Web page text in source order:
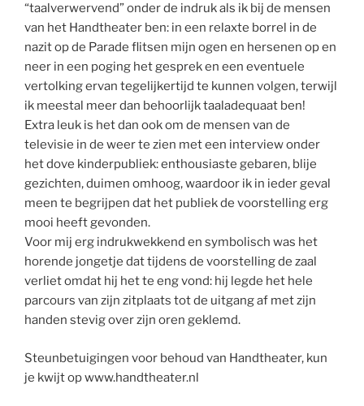
“taalverwervend” onder de indruk als ik bij de mensen
van het Handtheater ben: in een relaxte borrel in de
nazit op de Parade flitsen mijn ogen en hersenen op en
neer in een poging het gesprek en een eventuele
vertolking ervan tegelijkertijd te kunnen volgen, terwijl
ik meestal meer dan behoorlijk taaladequaat ben!
Extra leuk is het dan ook om de mensen van de
televisie in de weer te zien met een interview onder
het dove kinderpubliek: enthousiaste gebaren, blije
gezichten, duimen omhoog, waardoor ik in ieder geval
meen te begrijpen dat het publiek de voorstelling erg
mooi heeft gevonden.
Voor mij erg indrukwekkend en symbolisch was het
horende jongetje dat tijdens de voorstelling de zaal
verliet omdat hij het te eng vond: hij legde het hele
parcours van zijn zitplaats tot de uitgang af met zijn
handen stevig over zijn oren geklemd.
Steunbetuigingen voor behoud van Handtheater, kun
je kwijt op www.handtheater.nl